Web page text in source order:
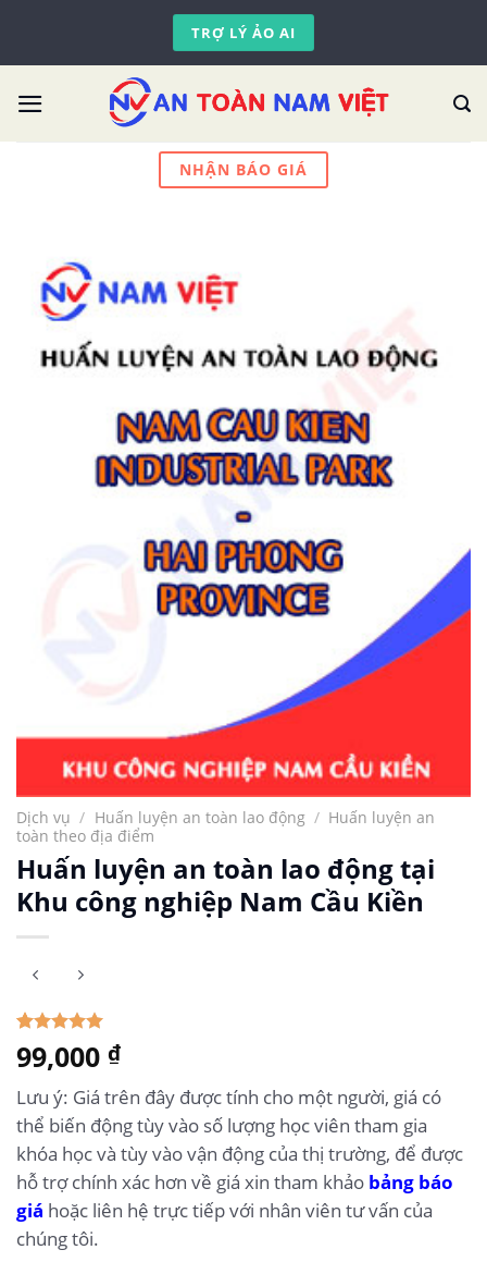
content
TRỢ LÝ ẢO AI
NHẬN BÁO GIÁ
Dịch vụ / Huấn luyện an toàn lao động / Huấn luyện an
toàn theo địa điểm
Huấn luyện an toàn lao động tại
Khu công nghiệp Nam Cầu Kiền
5.00 trên 5
dựa trên
1
99,000 ₫
Lưu ý: Giá trên đây được tính cho một người, giá có
thể biến động tùy vào số lượng học viên tham gia
khóa học và tùy vào vận động của thị trường, để được
hỗ trợ chính xác hơn về giá xin tham khảo bảng báo
giá hoặc liên hệ trực tiếp với nhân viên tư vấn của
chúng tôi.